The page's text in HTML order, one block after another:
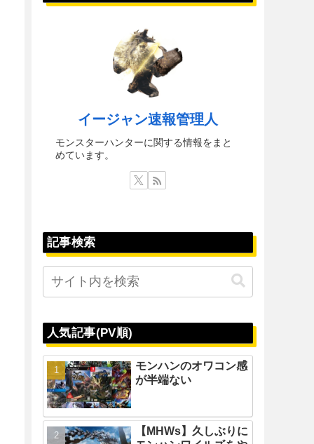
イージャン速報管理人
モンスターハンターに関する情報をまと
めています。
記事検索
人気記事(PV順)
モンハンのオワコン感
が半端ない
【MHWs】久しぶりに